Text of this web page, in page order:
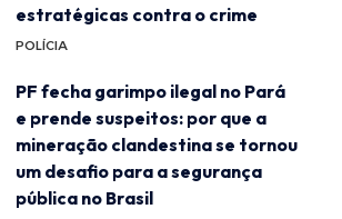
estratégicas contra o crime
POLÍCIA
PF fecha garimpo ilegal no Pará
e prende suspeitos: por que a
mineração clandestina se tornou
um desafio para a segurança
pública no Brasil